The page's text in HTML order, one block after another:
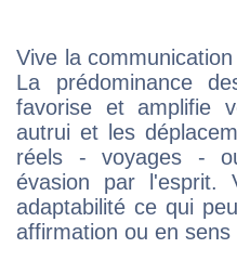
Vive la
La prédominance
favorise et amplifie
autrui et les
réels - voyages -
évasion par l'esprit.
adaptabilité ce qui
affirmation ou en